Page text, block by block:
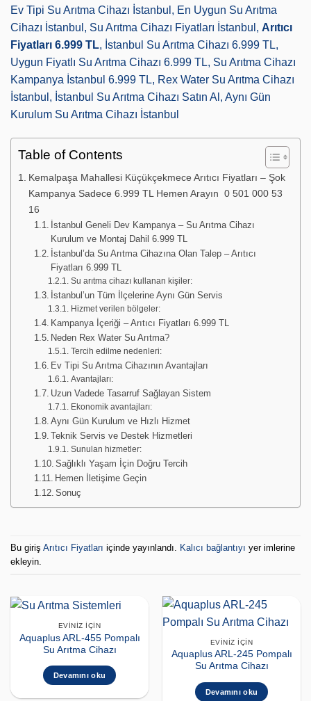
Ev Tipi Su Arıtma Cihazı İstanbul, En Uygun Su Arıtma
Cihazı İstanbul, Su Arıtma Cihazı Fiyatları İstanbul, Arıtıcı
Fiyatları 6.999 TL, İstanbul Su Arıtma Cihazı 6.999 TL,
Uygun Fiyatlı Su Arıtma Cihazı 6.999 TL, Su Arıtma Cihazı
Kampanya İstanbul 6.999 TL, Rex Water Su Arıtma Cihazı
İstanbul, İstanbul Su Arıtma Cihazı Satın Al, Aynı Gün
Kurulum Su Arıtma Cihazı İstanbul
Table of Contents
Kemalpaşa Mahallesi Küçükçekmece Arıtıcı Fiyatları – Şok
Kampanya Sadece 6.999 TL Hemen Arayın 0 501 000 53
16
İstanbul Geneli Dev Kampanya – Su Arıtma Cihazı
Kurulum ve Montaj Dahil 6.999 TL
İstanbul’da Su Arıtma Cihazına Olan Talep – Arıtıcı
Fiyatları 6.999 TL
Su arıtma cihazı kullanan kişiler:
İstanbul’un Tüm İlçelerine Aynı Gün Servis
Hizmet verilen bölgeler:
Kampanya İçeriği – Arıtıcı Fiyatları 6.999 TL
Neden Rex Water Su Arıtma?
Tercih edilme nedenleri:
Ev Tipi Su Arıtma Cihazının Avantajları
Avantajları:
Uzun Vadede Tasarruf Sağlayan Sistem
Ekonomik avantajları:
Aynı Gün Kurulum ve Hızlı Hizmet
Teknik Servis ve Destek Hizmetleri
Sunulan hizmetler:
Sağlıklı Yaşam İçin Doğru Tercih
Hemen İletişime Geçin
Sonuç
Bu giriş Arıtıcı Fiyatları içinde yayınlandı. Kalıcı bağlantıyı yer imlerine
ekleyin.
EVINIZ İÇIN
Aquaplus ARL-455 Pompalı
Su Arıtma Cihazı
Devamını oku
EVINIZ İÇIN
Aquaplus ARL-245 Pompalı
Su Arıtma Cihazı
Devamını oku